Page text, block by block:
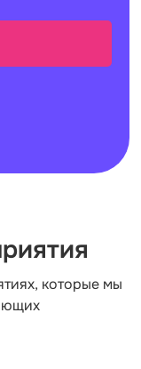
которые мы